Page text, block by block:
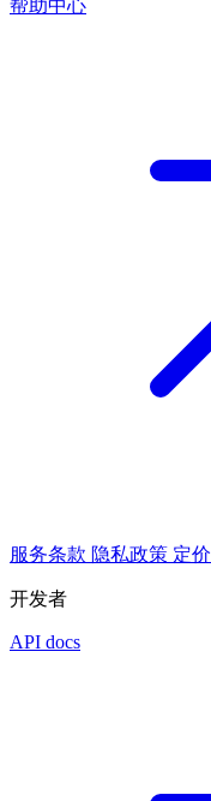
帮助中心
服务条款 隐私政策 定价
开发者
API docs